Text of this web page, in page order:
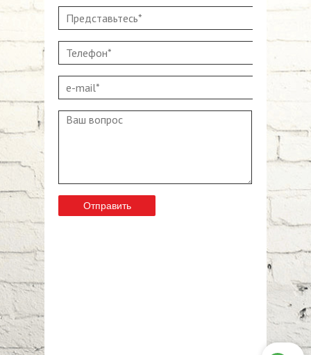
Представьтесь* *
Телефон* *
e-mail**
Ваш вопрос*